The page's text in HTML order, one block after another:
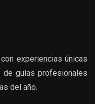
experiencias únicas
de guías profesionales
del año.